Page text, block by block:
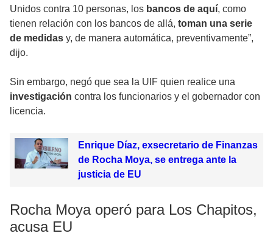
Unidos contra 10 personas, los bancos de aquí, como
tienen relación con los bancos de allá, toman una serie
de medidas y, de manera automática, preventivamente”,
dijo.
Sin embargo, negó que sea la UIF quien realice una
investigación contra los funcionarios y el gobernador con
licencia.
Enrique Díaz, exsecretario de Finanzas
de Rocha Moya, se entrega ante la
justicia de EU
Rocha Moya operó para Los Chapitos,
acusa EU